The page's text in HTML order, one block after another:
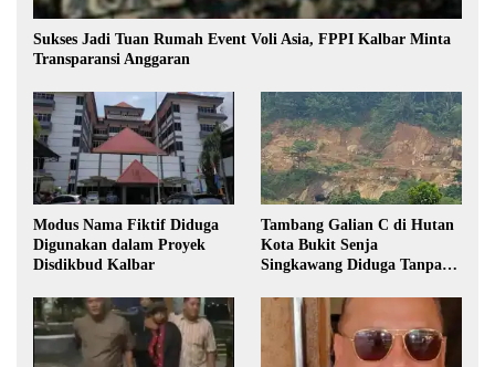
Sukses Jadi Tuan Rumah Event Voli Asia, FPPI Kalbar Minta
Transparansi Anggaran
Modus Nama Fiktif Diduga
Digunakan dalam Proyek
Disdikbud Kalbar
Tambang Galian C di Hutan
Kota Bukit Senja
Singkawang Diduga Tanpa